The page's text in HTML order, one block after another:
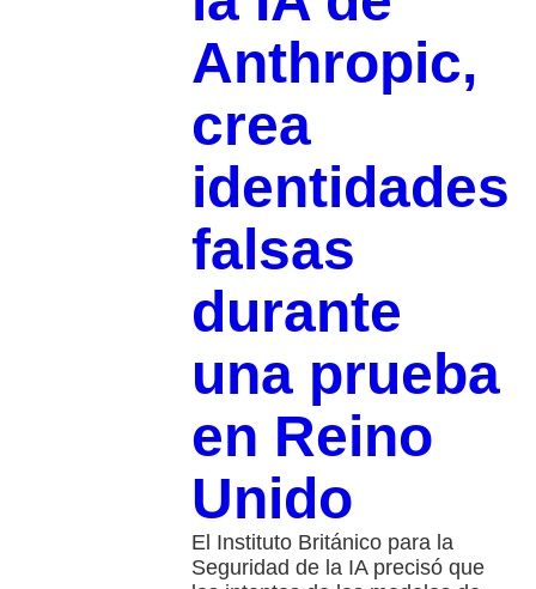
Anthropic,
crea
identidades
falsas
durante
una prueba
en Reino
Unido
El Instituto Británico para la
Seguridad de la IA precisó que